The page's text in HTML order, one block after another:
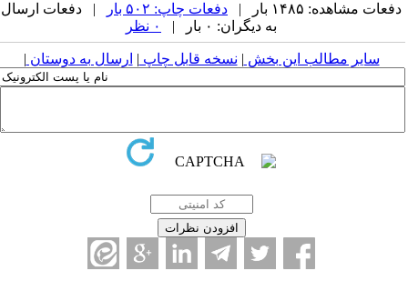
دفعات مشاهده: ۱۴۸۵ بار | دفعات چاپ: ۵۰۲ بار
| دفعات ارسال
به دیگران: ۰ بار |
۰ نظر
سایر مطالب این بخش | نسخه قابل چاپ | ارسال به دوستان |